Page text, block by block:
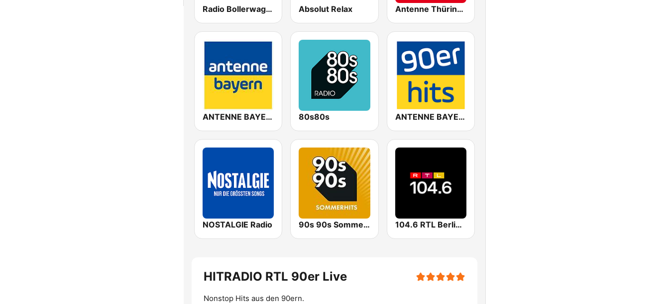
Radio Bollerwagen Absolut Relax Antenne Thüringen
ANTENNE BAYERN 80s80s ANTENNE BAYERN 90er Hits
NOSTALGIE Radio 90s 90s Sommerhits 104.6 RTL Berlins Hitradio
HITRADIO RTL 90er Live
Nonstop Hits aus den 90ern.